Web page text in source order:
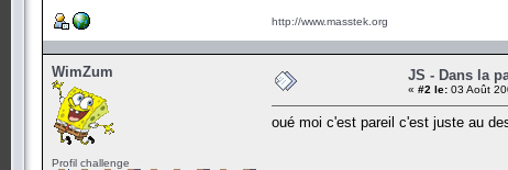
http://www.masstek.org
WimZum
Profil challenge
JS - Dans la
« #2 le: 03 Août
oué moi c'est pareil c'est juste au